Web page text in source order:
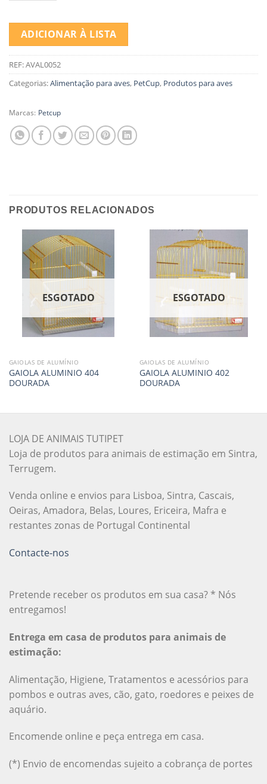
ADICIONAR À LISTA
REF:AVAL0052
Categorias:Alimentação para aves, PetCup, Produtos para aves
Marcas: Petcup
PRODUTOS RELACIONADOS
ESGOTADO
GAIOLAS DE ALUMÍNIO
GAIOLA ALUMINIO 404
DOURADA
ESGOTADO
GAIOLAS DE ALUMÍNIO
GAIOLA ALUMINIO 402
DOURADA
LOJA DE ANIMAIS TUTIPET
Loja de produtos para animais de estimação em Sintra,
Terrugem.
Venda online e envios para Lisboa, Sintra, Cascais,
Oeiras, Amadora, Belas, Loures, Ericeira, Mafra e
restantes zonas de Portugal Continental
Contacte-nos
Pretende receber os produtos em sua casa? * Nós
entregamos!
Entrega em casa de produtos para animais de
estimação:
Alimentação, Higiene, Tratamentos e acessórios para
pombos e outras aves, cão, gato, roedores e peixes de
aquário.
Encomende online e peça entrega em casa.
(*) Envio de encomendas sujeito a cobrança de portes